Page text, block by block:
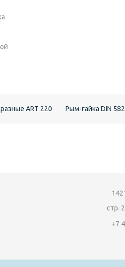
ART 220 Рым-гайка DIN
стр.
+7